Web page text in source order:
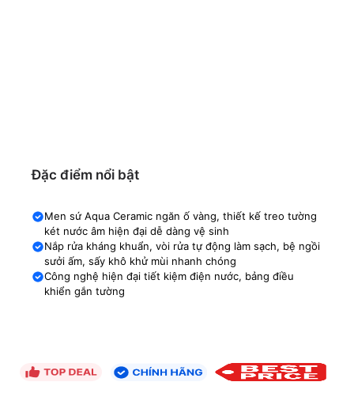
Đặc điểm nổi bật
Men sứ Aqua Ceramic ngăn ố vàng, thiết kế treo tường
két nước âm hiện đại dễ dàng vệ sinh
Nắp rửa kháng khuẩn, vòi rửa tự động làm sạch, bệ ngồi
sưởi ấm, sấy khô khử mùi nhanh chóng
Công nghệ hiện đại tiết kiệm điện nước, bảng điều
khiển gắn tường